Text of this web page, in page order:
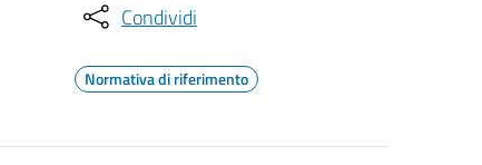
Condividi
Normativa di riferimento